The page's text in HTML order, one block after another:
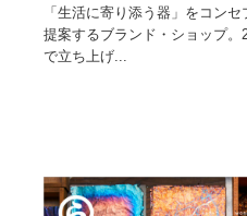
「生活に寄り添う器」をコン
提案するブランド・ショップ
で立ち上げ...